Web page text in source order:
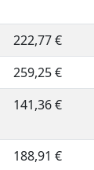
222,77 €
259,25 €
141,36 €
188,91 €